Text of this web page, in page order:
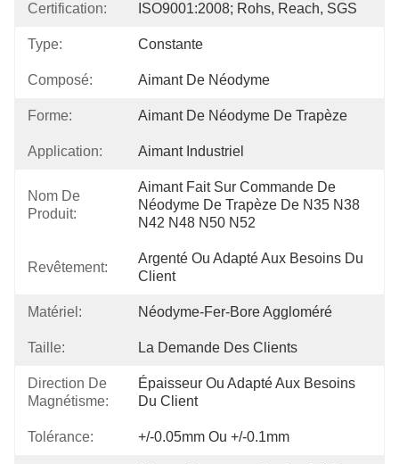
Certification: ISO9001:2008; Rohs, Reach, SGS
Type: Constante
Composé: Aimant De Néodyme
Forme: Aimant De Néodyme De Trapèze
Application: Aimant Industriel
Nom De
Produit:
Aimant Fait Sur Commande De
Néodyme De Trapèze De N35 N38
N42 N48 N50 N52
Revêtement:
Argenté Ou Adapté Aux Besoins Du
Client
Matériel: Néodyme-Fer-Bore Aggloméré
Taille: La Demande Des Clients
Direction De
Magnétisme:
Épaisseur Ou Adapté Aux Besoins
Du Client
Tolérance: +/-0.05mm Ou +/-0.1mm